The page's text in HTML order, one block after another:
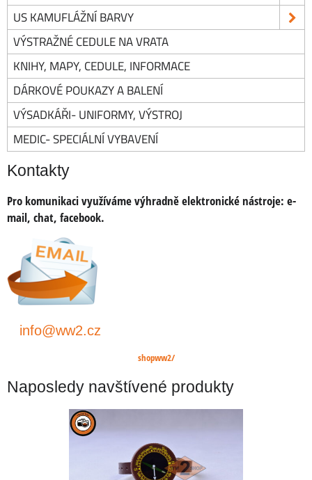
US KAMUFLÁŽNÍ BARVY
VÝSTRAŽNÉ CEDULE NA VRATA
KNIHY, MAPY, CEDULE, INFORMACE
DÁRKOVÉ POUKAZY A BALENÍ
VÝSADKÁŘI- UNIFORMY, VÝSTROJ
MEDIC- SPECIÁLNÍ VYBAVENÍ
Kontakty
Pro komunikaci využíváme výhradně elektronické nástroje: e-
mail, chat, facebook.
info@ww2.cz
shopww2/
Naposledy navštívené produkty